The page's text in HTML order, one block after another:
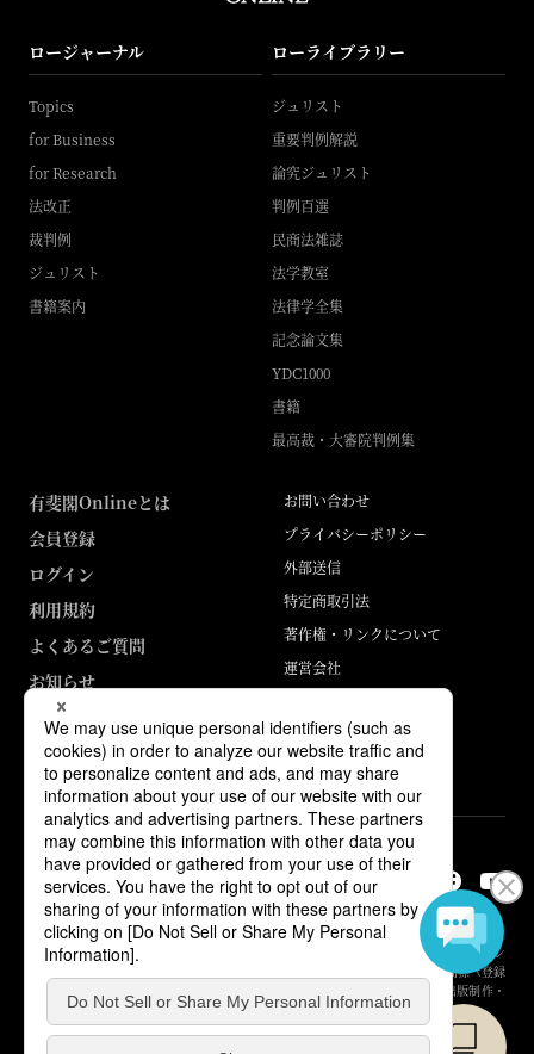
ロージャーナル
Topics
for Business
for Research
法改正
裁判例
ジュリスト
書籍案内
ローライブラリー
ジュリスト
重要判例解説
論究ジュリスト
判例百選
民商法雑誌
法学教室
法律学全集
記念論文集
YDC1000
書籍
最高裁・大審院判例集
有斐閣Onlineとは
会員登録
ログイン
利用規約
よくあるご質問
お知らせ
お問い合わせ
プライバシーポリシー
外部送信
特定商取引法
著作権・リンクについて
運営会社
ABJマークは、この電子書店・電子書籍配信サービスが、著作権者からコン
テンツ使用許諾を得た正規版配信サービスであることを示す登録商標（登録
番号 第6091713号）です。詳しくは［ABJマーク］または［電子出版制作・
流通協議会］で検索してください。